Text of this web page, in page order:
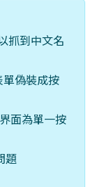
抓到中文名
偽裝成按
面為單一按
題